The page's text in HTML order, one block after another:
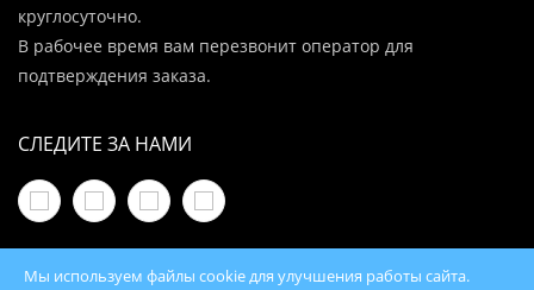
круглосуточно.
В рабочее время вам перезвонит оператор для
подтверждения заказа.
СЛЕДИТЕ ЗА НАМИ
Мы используем файлы cookie для улучшения работы сайта.